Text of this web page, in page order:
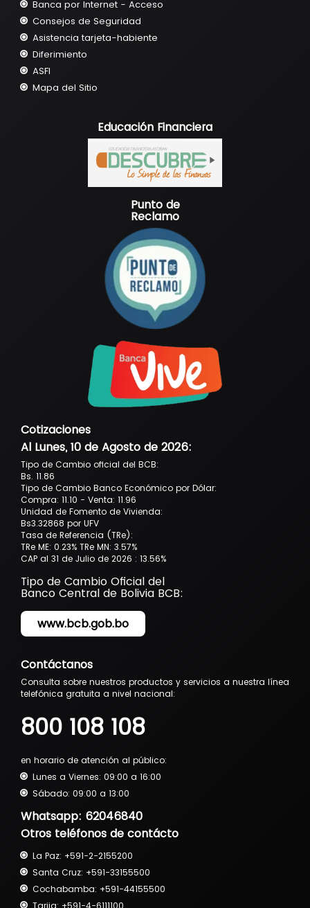
Banca por Internet - Acceso
Consejos de Seguridad
Asistencia tarjeta-habiente
Diferimiento
ASFI
Mapa del Sitio
Educación Financiera
Punto de
Reclamo
Cotizaciones
Al Lunes, 10 de Agosto de 2026:
Tipo de Cambio oficial del BCB:
Bs. 11.86
Tipo de Cambio Banco Económico por Dólar:
Compra: 11.10 - Venta: 11.96
Unidad de Fomento de Vivienda:
Bs3.32868 por UFV
Tasa de Referencia (TRe):
TRe ME: 0.23% TRe MN: 3.57%
CAP al 31 de Julio de 2026 : 13.56%
Tipo de Cambio Oficial del
Banco Central de Bolivia BCB:
www.bcb.gob.bo
Contáctanos
Consulta sobre nuestros productos y servicios a nuestra línea
telefónica gratuita a nivel nacional:
800 108 108
en horario de atención al público:
Lunes a Viernes: 09:00 a 16:00
Sábado: 09:00 a 13:00
Whatsapp: 62046840
Otros teléfonos de contácto
La Paz: +591-2-2155200
Santa Cruz: +591-33155500
Cochabamba: +591-44155500
Tarija: +591-4-6111100